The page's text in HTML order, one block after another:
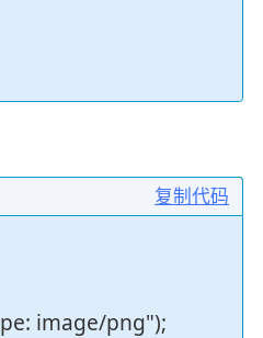
复制代码
image/png");